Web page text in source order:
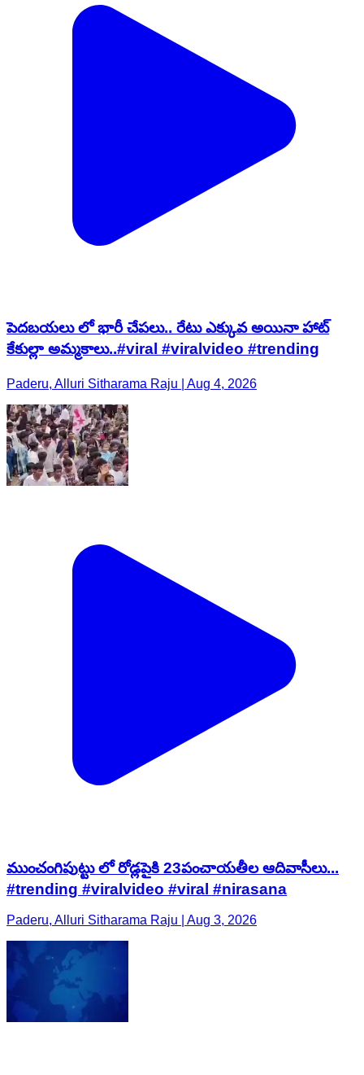
పెదబయలు లో భారీ చేపలు.. రేటు ఎక్కువ అయినా హాట్
కేకుల్లా అమ్మకాలు..#viral #viralvideo #trending
Paderu, Alluri Sitharama Raju | Aug 4, 2026
ముంచంగిపుట్టు లో రోడ్లపైకి 23పంచాయతీల ఆదివాసీలు...
#trending #viralvideo #viral #nirasana
Paderu, Alluri Sitharama Raju | Aug 3, 2026